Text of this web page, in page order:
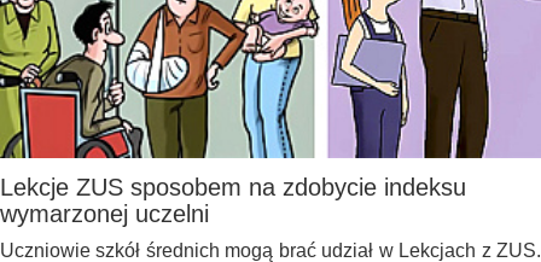
Lekcje ZUS sposobem na zdobycie indeksu
wymarzonej uczelni
Uczniowie szkół średnich mogą brać udział w Lekcjach z ZUS.